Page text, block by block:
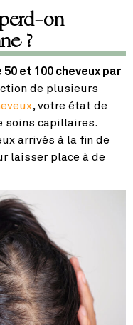
on
?
et 100 cheveux par
de plusieurs
, votre état de
soins capillaires.
arrivés à la fin de
laisser place à de